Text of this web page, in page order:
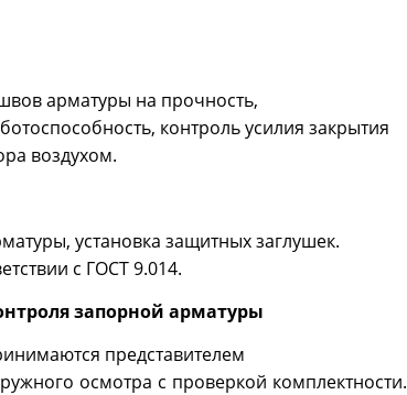
арматуры на прочность,
контроль усилия закрытия
воздухом.
установка защитных заглушек.
с ГОСТ 9.014.
запорной арматуры
представителем
осмотра с проверкой комплектности.